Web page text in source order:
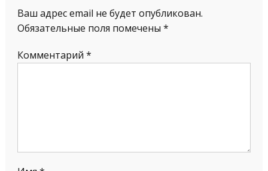
Ваш адрес email не будет опубликован.
Обязательные поля помечены *
Комментарий *